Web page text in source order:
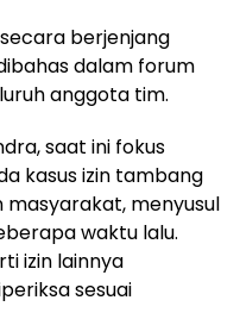
berjenjang
dalam forum
anggota tim.
saat ini fokus
kasus izin tambang
menyusul
waktu lalu.
izin lainnya
sesuai